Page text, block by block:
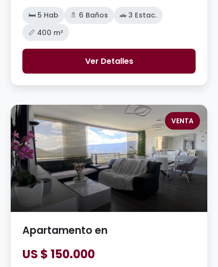
🛏️ 5 Hab 🚿 6 Baños
🚗 3 Estac.
📏 400 m²
Ver Detalles
VENTA
Apartamento en
US $ 150.000